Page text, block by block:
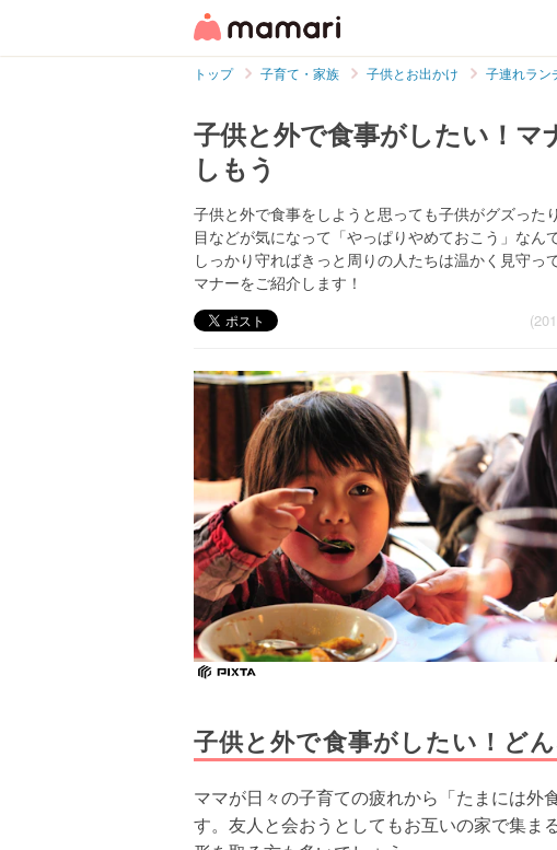
トップ 子育て・家族 子供とお出かけ 子連れラン
子供と外で食事がしたい！
しもう
子供と外で食事をしようと思っても子供がグズっ
目などが気になって「やっぱりやめておこう」な
しっかり守ればきっと周りの人たちは温かく見守
マナーをご紹介します！
子供と外で食事がしたい！ど
ママが日々の子育ての疲れから「たまには外
す。友人と会おうとしてもお互いの家で集ま